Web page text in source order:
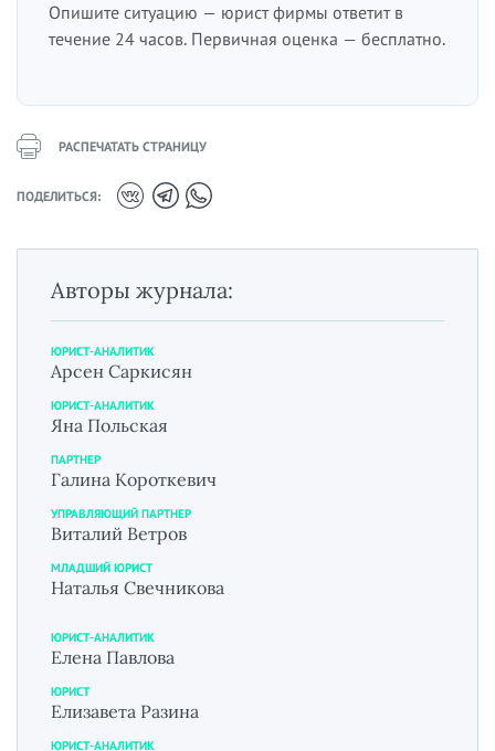
Опишите ситуацию — юрист фирмы ответит в
течение 24 часов. Первичная оценка — бесплатно.
РАСПЕЧАТАТЬ СТРАНИЦУ
ПОДЕЛИТЬСЯ:
Авторы журнала:
ЮРИСТ-АНАЛИТИК
Арсен Саркисян
ЮРИСТ-АНАЛИТИК
Яна Польская
ПАРТНЕР
Галина Короткевич
УПРАВЛЯЮЩИЙ ПАРТНЕР
Виталий Ветров
МЛАДШИЙ ЮРИСТ
Наталья Свечникова
ЮРИСТ-АНАЛИТИК
Елена Павлова
ЮРИСТ
Елизавета Разина
ЮРИСТ-АНАЛИТИК